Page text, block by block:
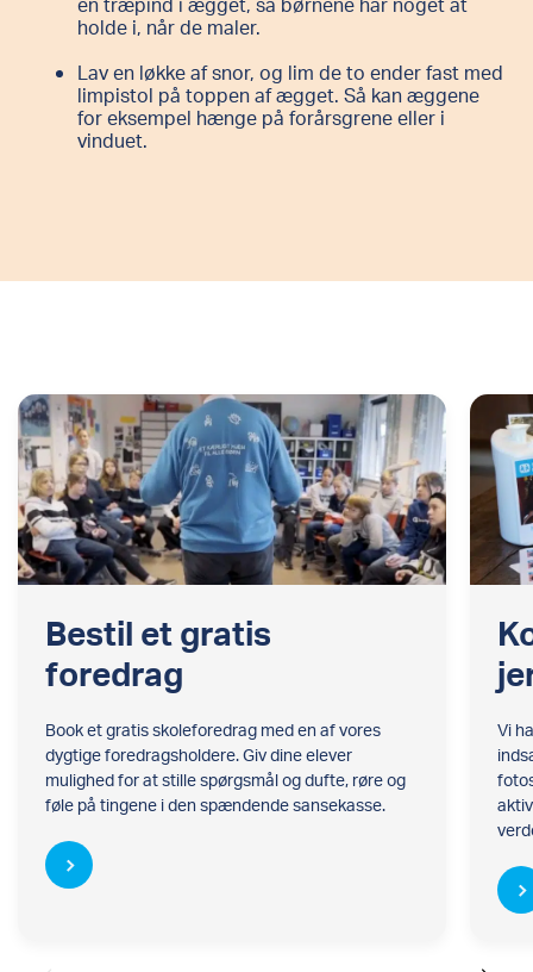
holde i, når de maler.
Lav en løkke af snor, og lim de to ender fast med
limpistol på toppen af ægget. Så kan æggene
for eksempel hænge på forårsgrene eller i
vinduet.
Bestil et gratis
foredrag
Book et gratis skoleforedrag med en af vores
dygtige foredragsholdere. Giv dine elever
mulighed for at stille spørgsmål og dufte, røre og
føle på tingene i den spændende sansekasse.
Vi